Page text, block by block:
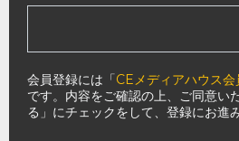
会員登録には「CEメディアハウス会
です。内容をご確認の上、ご同意い
る」にチェックをして、登録にお進